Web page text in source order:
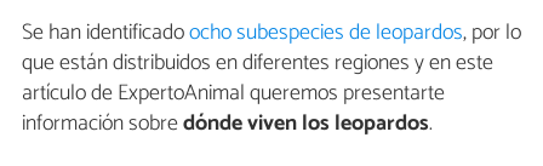
Se han identificadoocho subespecies de leopardos, por lo
que están distribuidos en diferentes regiones y en este
artículo de ExpertoAnimal queremos presentarte
información sobredónde viven los leopardos.